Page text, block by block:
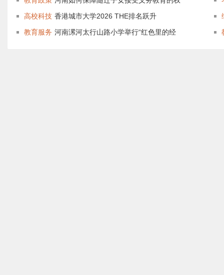
高校科技 香港城市大学2026 THE排名跃升
教育服务 河南漯河太行山路小学举行“红色里的经